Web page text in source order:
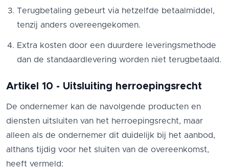
Terugbetaling gebeurt via hetzelfde betaalmiddel,
tenzij anders overeengekomen.
Extra kosten door een duurdere leveringsmethode
dan de standaardlevering worden niet terugbetaald.
Artikel 10 - Uitsluiting herroepingsrecht
De ondernemer kan de navolgende producten en
diensten uitsluiten van het herroepingsrecht, maar
alleen als de ondernemer dit duidelijk bij het aanbod,
althans tijdig voor het sluiten van de overeenkomst,
heeft vermeld: